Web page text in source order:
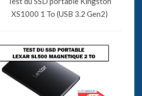
XS1000 1 To (USB 3.2 Gen2)